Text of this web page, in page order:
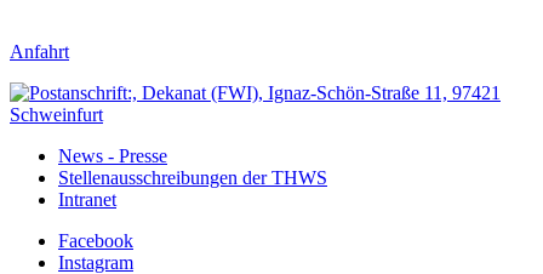
Anfahrt
News - Presse
Stellenausschreibungen der THWS
Intranet
Facebook
Instagram